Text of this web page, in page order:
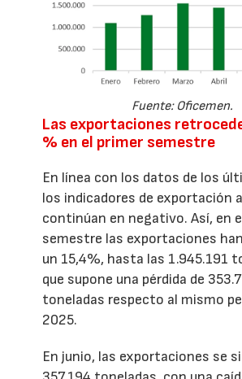
Fuente: Oficemen.
Las exportaciones
% en el primer semestre
En línea con los datos de los
los indicadores de exportación
continúan en negativo. Así, en
semestre las exportaciones
un 15,4%, hasta las 1.945.191
que supone una pérdida de
toneladas respecto al mismo
2025.
En junio, las exportaciones se